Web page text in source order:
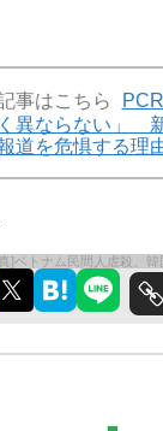
事はこちら
異ならない」
道を危惧する理
]ベトナム民間人虐殺、